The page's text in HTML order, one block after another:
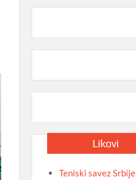
Likovi
Teniski savez Srbije